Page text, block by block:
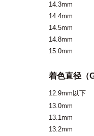
14.3mm
14.4mm
14.5mm
14.8mm
15.0mm
着色直径（
12.9mm以下
13.0mm
13.1mm
13.2mm